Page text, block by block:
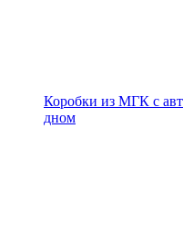
Коробки из МГК с
дном